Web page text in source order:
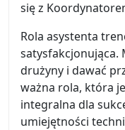
się z
Rola asystenta
satysfakcjonująca.
drużyny i dawać
ważna rola, która
integralna dla
umiejętności